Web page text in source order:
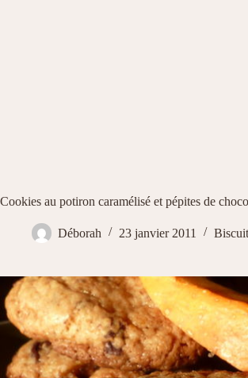
Cookies au potiron caramélisé et pépites de
Déborah 23 janvier 2011